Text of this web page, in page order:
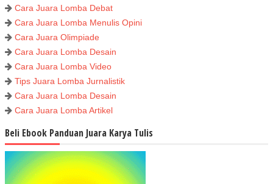
Cara Juara Lomba Debat
Cara Juara Lomba Menulis Opini
Cara Juara Olimpiade
Cara Juara Lomba Desain
Cara Juara Lomba Video
Tips Juara Lomba Jurnalistik
Cara Juara Lomba Desain
Cara Juara Lomba Artikel
Beli Ebook Panduan Juara Karya Tulis